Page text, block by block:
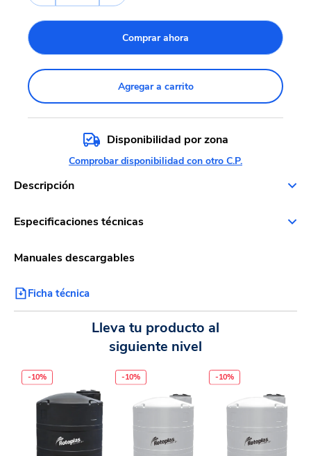
Comprar ahora
Agregar a carrito
Disponibilidad por zona
Comprobar disponibilidad con otro C.P.
Descripción
Especificaciones técnicas
Manuales descargables
Ficha técnica
Lleva tu producto al
siguiente nivel
-10% -10% -10%